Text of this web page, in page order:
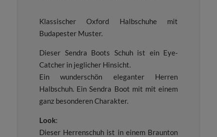
Klassischer Oxford Halbschuhe mit
Budapester Muster.
Dieser Sendra Boots Schuh ist ein Eye-
Catcher in jeglicher Hinsicht.
Ein wunderschön eleganter Herren
Halbschuh. Ein Sendra Boot mit mit einem
ganz besonderen Charakter.
Look:
Dieser Herrenschuh ist in einem Braunton